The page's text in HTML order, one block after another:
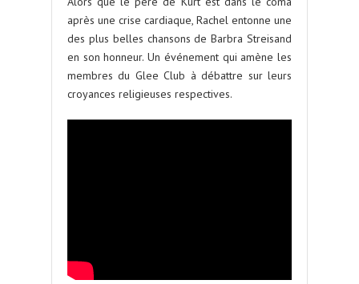
après une crise cardiaque, Rachel entonne une
des plus belles chansons de Barbra Streisand
en son honneur. Un événement qui amène les
membres du Glee Club à débattre sur leurs
croyances religieuses respectives.